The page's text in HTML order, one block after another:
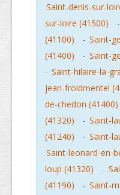
Saint-denis-sur-
sur-loire (41500)
-
(41100)
- Saint-
(41400)
- Saint-
- Saint-hilaire-la-
jean-froidmentel
de-chedon (41400)
(41320)
- Saint-
(41240)
- Saint-
Saint-leonard-en-
loup (41320)
-
(41190)
- Saint-